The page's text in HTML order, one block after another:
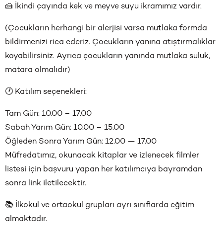
🍰 İkindi çayında kek ve meyve suyu ikramımız vardır.
(Çocukların herhangi bir alerjisi varsa mutlaka formda
bildirmenizi rica ederiz. Çocukların yanına atıştırmalıklar
koyabilirsiniz. Ayrıca çocukların yanında mutlaka suluk,
matara olmalıdır)
🕐 Katılım seçenekleri:
Tam Gün: 10.00 – 17.00
Sabah Yarım Gün: 10.00 – 15.00
Öğleden Sonra Yarım Gün: 12.00 — 17.00
Müfredatımız, okunacak kitaplar ve izlenecek filmler
listesi için başvuru yapan her katılımcıya bayramdan
sonra link iletilecektir.
📚 İlkokul ve ortaokul grupları ayrı sınıflarda eğitim
almaktadır.